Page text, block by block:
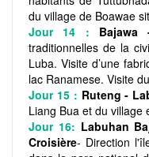
du village de Boawae
Jour 14 :
traditionnelles de la
Luba. Visite d’une
lac Ranamese. Visite
Jour 15 : Ruteng -
Liang Bua et du village
Jour 16: Labuhan
Croisière- Direction